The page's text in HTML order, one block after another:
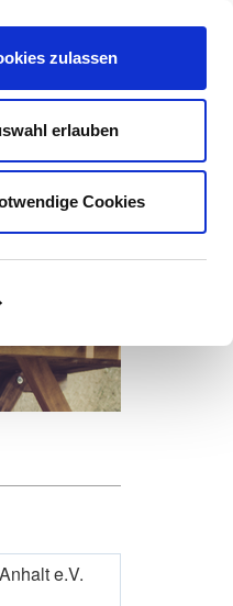
zulassen
erlauben
Cookies
Mein DEHOGA
e.V.